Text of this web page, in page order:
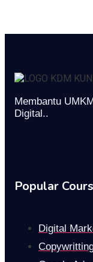
Membantu
Digital..
Popular
Digital